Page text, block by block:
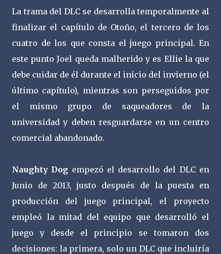
La trama del DLC se desarrolla temporalmente al
finalizar el capítulo de Otoño, el tercero de los
cuatro de los que consta el juego principal. En
este punto Joel queda malherido y es Ellie la que
debe cuidar de él durante el inicio del invierno (el
último capítulo), mientras son perseguidos por
el mismo grupo de saqueadores de la
universidad y deben resguardarse en un centro
comercial abandonado.
Naughty Dog empezó el desarrollo del DLC en
Junio de 2013, justo después de la puesta en
producción del juego principal, el proyecto
empleó la mitad del equipo que desarrolló el
juego y desde el principio se tomaron dos
decisiones: la primera, solo un DLC que incluiría